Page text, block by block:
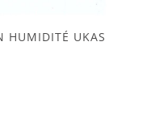
HUMIDITÉ UKAS